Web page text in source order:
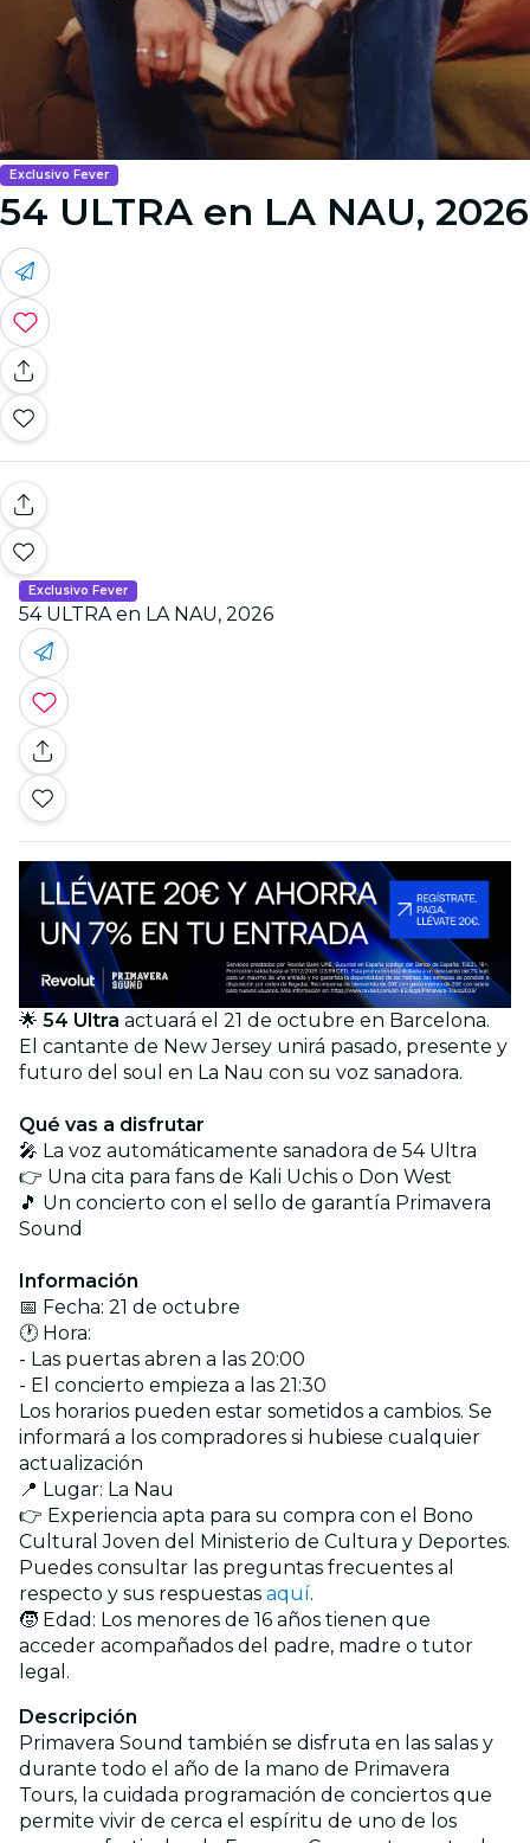
Exclusivo Fever
54 ULTRA en LA NAU, 2026
Exclusivo Fever
54 ULTRA en LA NAU, 2026
🌟 54 Ultra actuará el 21 de octubre en Barcelona.
El cantante de New Jersey unirá pasado, presente y
futuro del soul en La Nau con su voz sanadora.
Qué vas a disfrutar
🎤 La voz automáticamente sanadora de 54 Ultra
👉 Una cita para fans de Kali Uchis o Don West
🎵 Un concierto con el sello de garantía Primavera
Sound
Información
📅 Fecha: 21 de octubre
🕐 Hora:
- Las puertas abren a las 20:00
- El concierto empieza a las 21:30
Los horarios pueden estar sometidos a cambios. Se
informará a los compradores si hubiese cualquier
actualización
📍 Lugar: La Nau
👉 Experiencia apta para su compra con el Bono
Cultural Joven del Ministerio de Cultura y Deportes.
Puedes consultar las preguntas frecuentes al
respecto y sus respuestas aquí.
🧒 Edad: Los menores de 16 años tienen que
acceder acompañados del padre, madre o tutor
legal.
Descripción
Primavera Sound también se disfruta en las salas y
durante todo el año de la mano de Primavera
Tours, la cuidada programación de conciertos que
permite vivir de cerca el espíritu de uno de los